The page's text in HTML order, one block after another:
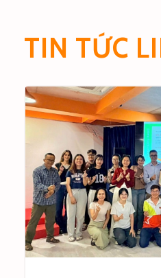
TIN TỨC